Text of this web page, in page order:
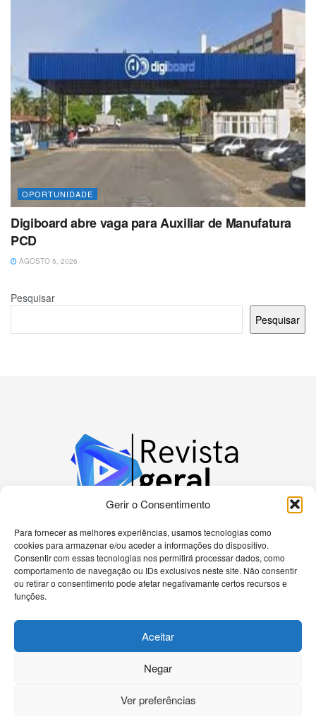
Gerir o Consentimento
Para fornecer as melhores experiências, usamos tecnologias como
cookies para armazenar e/ou aceder a informações do dispositivo.
Consentir com essas tecnologias nos permitirá processar dados, como
comportamento de navegação ou IDs exclusivos neste site. Não consentir
ou retirar o consentimento pode afetar negativamante certos recursos e
funções.
Aceitar
Negar
Ver preferências
OPORTUNIDADE
Digiboard abre vaga para Auxiliar de Manufatura
PCD
AGOSTO 5, 2026
Pesquisar
Pesquisar
Bem-vindo à nossa plataforma dedicada a
apaixonados por tecnologia! Aqui, você encontrará
as últimas novidades sobre celulares, computadores
e uma gama diversificada de dispositivos eletrônicos.
atualizadas, análises detalhadas e tutoriais passo a
passo para ajudá-lo a navegar no universo
tecnológico de forma eficiente.